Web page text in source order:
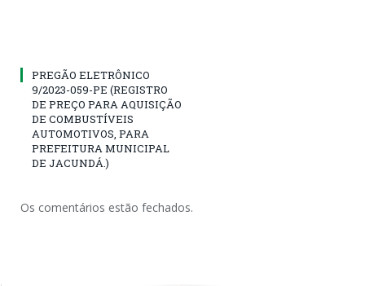
PREGÃO ELETRÔNICO
9/2023-059-PE (REGISTRO
DE PREÇO PARA AQUISIÇÃO
DE COMBUSTÍVEIS
AUTOMOTIVOS, PARA
PREFEITURA MUNICIPAL
DE JACUNDÁ.)
Os comentários estão fechados.